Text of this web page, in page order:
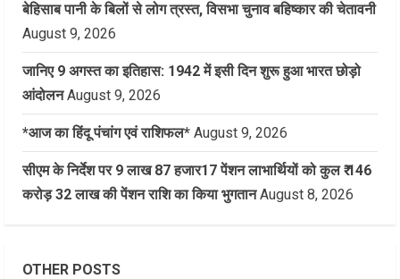
बेहिसाब पानी के बिलों से लोग त्रस्त, विसभा चुनाव बहिष्कार की चेतावनी
August 9, 2026
जानिए 9 अगस्त का इतिहास: 1942 में इसी दिन शुरू हुआ भारत छोड़ो
आंदोलन August 9, 2026
*आज का हिंदू पंचांग एवं राशिफल* August 9, 2026
सीएम के निर्देश पर 9 लाख 87 हजार17 पेंशन लाभार्थियों को कुल ₹ 146
करोड़ 32 लाख की पेंशन राशि का किया भुगतान August 8, 2026
OTHER POSTS